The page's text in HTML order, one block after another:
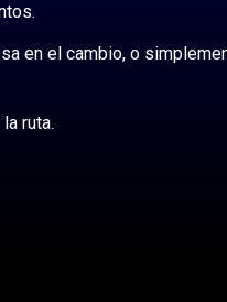
en el cambio, o
ruta.